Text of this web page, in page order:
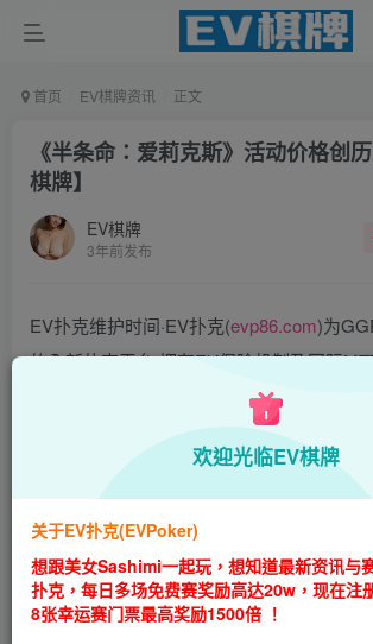
首页 EV棋牌资讯 正文
《半条命：爱莉克斯》活动价格创
棋牌】
EV棋牌
3年前发布
EV扑克维护时间·EV扑克(evp86.com)为
的全新扑克平台,拥有EV保险机制及国际
们具备完善的国际认可,致力提供国内最公
EV扑克|EV扑克官网|EV扑克下载|EV扑克电
乐场|EV扑克小游戏——EV扑克导航
EV扑克|EV扑克官网|EV扑克娱乐场|EV扑克
乐场|EV扑克游戏网址发布页——EV扑克下
(www.evpk66.com)
欢迎光临EV棋牌
关于EV扑克(EVPoker)
想跟美女Sashimi一起玩，想知道最新资讯与
扑克，每日多场免费赛奖励高达20w，现在注
8张幸运赛门票最高奖励1500倍 ！